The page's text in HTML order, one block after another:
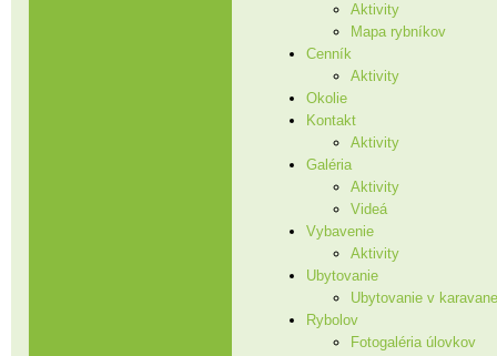
Aktivity
Mapa rybníkov
Cenník
Aktivity
Okolie
Kontakt
Aktivity
Galéria
Aktivity
Videá
Vybavenie
Aktivity
Ubytovanie
Ubytovanie v karavane
Rybolov
Fotogaléria úlovkov